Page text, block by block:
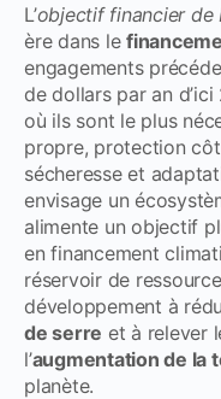
L’objectif financier de
ère dans le
engagements
de dollars par an
où ils sont le plus
propre, protection
sécheresse et
envisage un
alimente un objectif
en financement
réservoir de
développement à
de serre et à relever
l’augmentation de la
planète.